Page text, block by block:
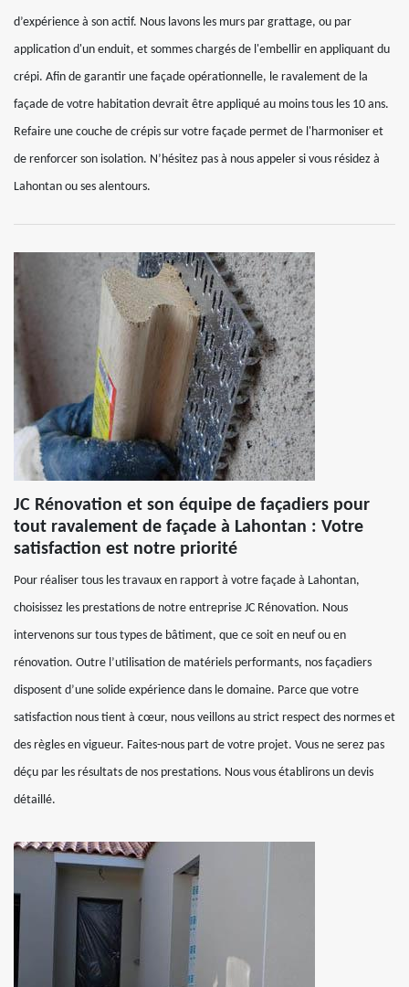
d’expérience à son actif. Nous lavons les murs par grattage, ou par
application d'un enduit, et sommes chargés de l'embellir en appliquant du
crépi. Afin de garantir une façade opérationnelle, le ravalement de la
façade de votre habitation devrait être appliqué au moins tous les 10 ans.
Refaire une couche de crépis sur votre façade permet de l'harmoniser et
de renforcer son isolation. N’hésitez pas à nous appeler si vous résidez à
Lahontan ou ses alentours.
JC Rénovation et son équipe de façadiers pour
tout ravalement de façade à Lahontan : Votre
satisfaction est notre priorité
Pour réaliser tous les travaux en rapport à votre façade à Lahontan,
choisissez les prestations de notre entreprise JC Rénovation. Nous
intervenons sur tous types de bâtiment, que ce soit en neuf ou en
rénovation. Outre l’utilisation de matériels performants, nos façadiers
disposent d’une solide expérience dans le domaine. Parce que votre
satisfaction nous tient à cœur, nous veillons au strict respect des normes et
des règles en vigueur. Faites-nous part de votre projet. Vous ne serez pas
déçu par les résultats de nos prestations. Nous vous établirons un devis
détaillé.